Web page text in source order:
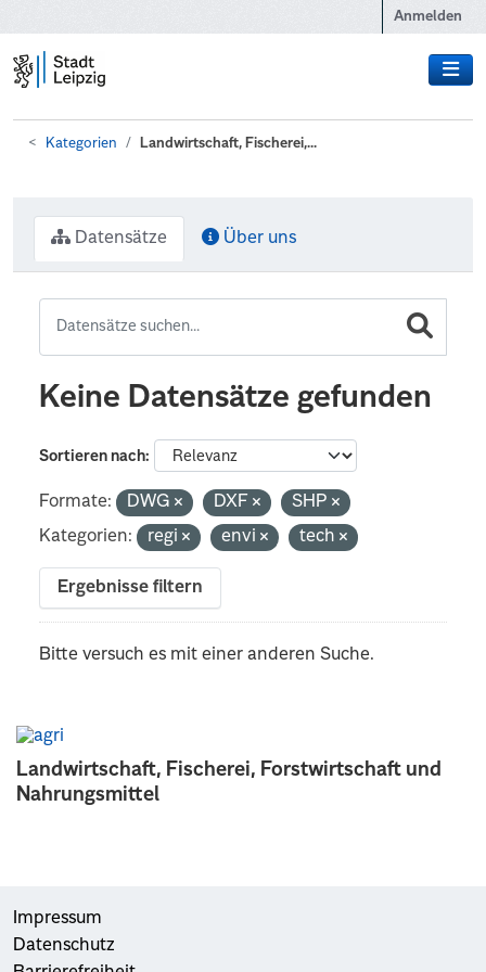
Anmelden
Kategorien Landwirtschaft, Fischerei,...
Landwirtschaft, Fischerei, Forstwirtschaft und
Nahrungsmittel
Datensätze Über uns
Keine Datensätze gefunden
Sortieren nach
Formate: DWG DXF
SHP
Kategorien:
regi envi tech
Ergebnisse filtern
Bitte versuch es mit einer anderen Suche.
Impressum
Datenschutz